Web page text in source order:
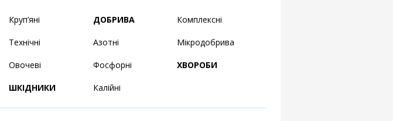
Круп’яні
Технічні
Овочеві
ШКІДНИКИ
ДОБРИВА
Азотні
Фосфорні
Калійні
Комплексні
Мікродобрива
ХВОРОБИ